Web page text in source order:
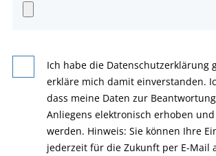
Ich habe die Datenschutzerklärung
erkläre mich damit einverstanden.
dass meine Daten zur
Anliegens elektronisch erhoben
werden. Hinweis: Sie können Ihre
jederzeit für die Zukunft per E-Mail